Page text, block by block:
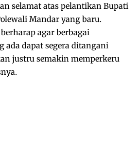
selamat atas pelantikan Bupati
Mandar yang baru.
agar berbagai
ada dapat segera ditangani
justru semakin memperkeru